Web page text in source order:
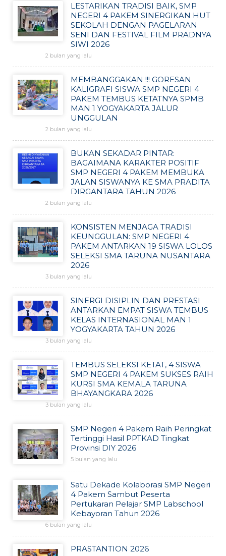
LESTARIKAN TRADISI BAIK, SMP
NEGERI 4 PAKEM SINERGIKAN HUT
SEKOLAH DENGAN PAGELARAN
SENI DAN FESTIVAL FILM PRADNYA
SIWI 2026
2 bulan yang lalu
MEMBANGGAKAN !!! GORESAN
KALIGRAFI SISWA SMP NEGERI 4
PAKEM TEMBUS KETATNYA SPMB
MAN 1 YOGYAKARTA JALUR
UNGGULAN
2 bulan yang lalu
BUKAN SEKADAR PINTAR:
BAGAIMANA KARAKTER POSITIF
SMP NEGERI 4 PAKEM MEMBUKA
JALAN SISWANYA KE SMA PRADITA
DIRGANTARA TAHUN 2026
2 bulan yang lalu
KONSISTEN MENJAGA TRADISI
KEUNGGULAN: SMP NEGERI 4
PAKEM ANTARKAN 19 SISWA LOLOS
SELEKSI SMA TARUNA NUSANTARA
2026
3 bulan yang lalu
SINERGI DISIPLIN DAN PRESTASI
ANTARKAN EMPAT SISWA TEMBUS
KELAS INTERNASIONAL MAN 1
YOGYAKARTA TAHUN 2026
3 bulan yang lalu
TEMBUS SELEKSI KETAT, 4 SISWA
SMP NEGERI 4 PAKEM SUKSES RAIH
KURSI SMA KEMALA TARUNA
BHAYANGKARA 2026
3 bulan yang lalu
SMP Negeri 4 Pakem Raih Peringkat
Tertinggi Hasil PPTKAD Tingkat
Provinsi DIY 2026
5 bulan yang lalu
Satu Dekade Kolaborasi SMP Negeri
4 Pakem Sambut Peserta
Pertukaran Pelajar SMP Labschool
Kebayoran Tahun 2026
6 bulan yang lalu
PRASTANTION 2026